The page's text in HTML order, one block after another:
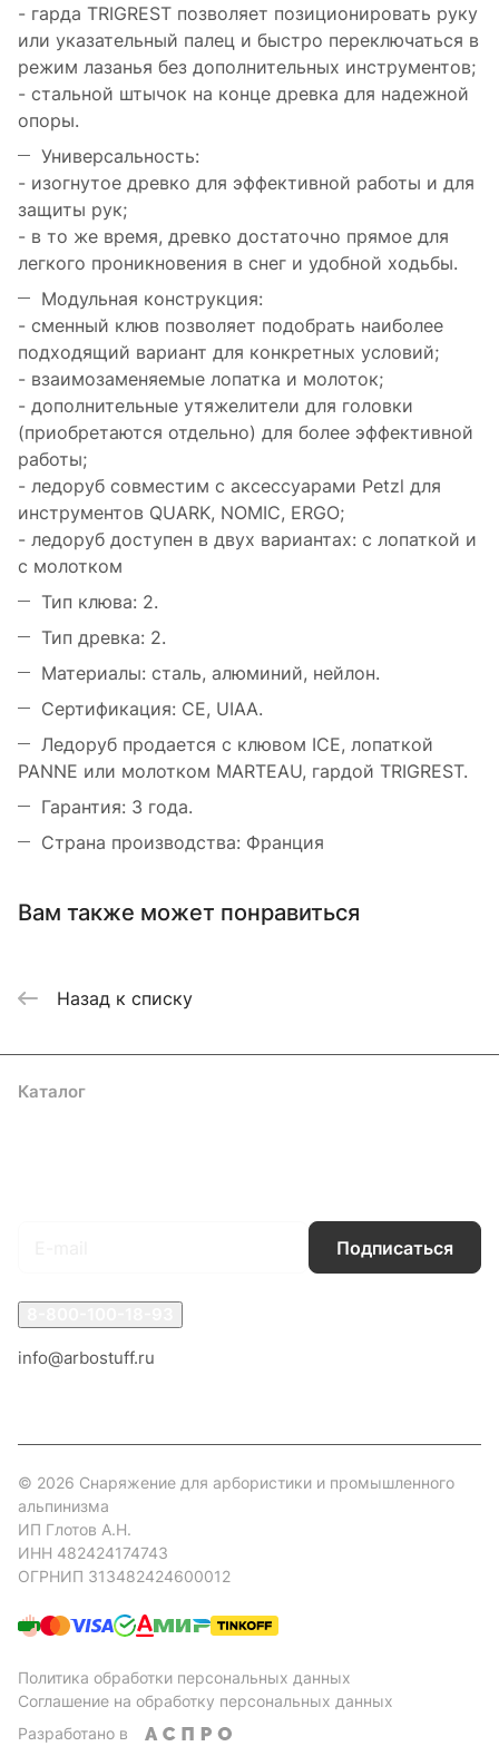
- гарда TRIGREST позволяет позиционировать руку
или указательный палец и быстро переключаться в
режим лазанья без дополнительных инструментов;
- стальной штычок на конце древка для надежной
опоры.
Универсальность:
- изогнутое древко для эффективной работы и для
защиты рук;
- в то же время, древко достаточно прямое для
легкого проникновения в снег и удобной ходьбы.
Модульная конструкция:
- сменный клюв позволяет подобрать наиболее
подходящий вариант для конкретных условий;
- взаимозаменяемые лопатка и молоток;
- дополнительные утяжелители для головки
(приобретаются отдельно) для более эффективной
работы;
- ледоруб совместим с аксессуарами Petzl для
инструментов QUARK, NOMIC, ERGO;
- ледоруб доступен в двух вариантах: с лопаткой и
с молотком
Тип клюва: 2.
Тип древка: 2.
Материалы: сталь, алюминий, нейлон.
Сертификация: CE, UIAA.
Ледоруб продается с клювом ICE, лопаткой
PANNE или молотком MARTEAU, гардой TRIGREST.
Гарантия: 3 года.
Страна производства: Франция
Вам также может понравиться
Назад к списку
Каталог
Подписаться
info@arbostuff.ru
© 2026 Снаряжение для арбористики и промышленного
альпинизма
ИП Глотов А.Н.
ИНН 482424174743
ОГРНИП 313482424600012
Политика обработки персональных данных
Соглашение на обработку персональных данных
Разработано в